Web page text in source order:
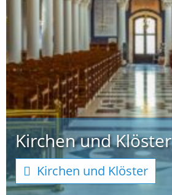
Kirchen und Klöster
Kirchen und Klöster